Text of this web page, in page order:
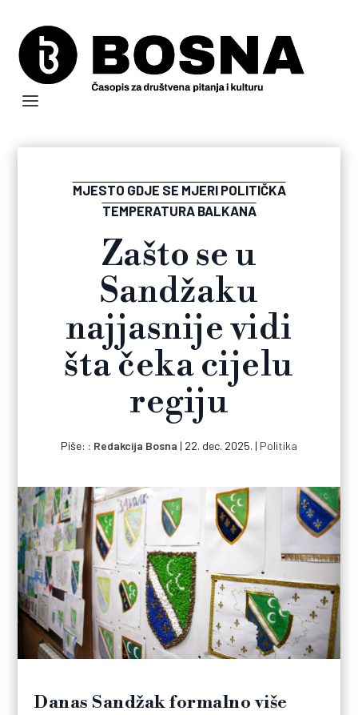
MJESTO GDJE SE MJERI POLITIČKA
TEMPERATURA BALKANA
Zašto se u
Sandžaku
najjasnije vidi
šta čeka cijelu
regiju
Piše: Redakcija Bosna | 22. dec. 2025. | Politika
Danas Sandžak formalno više